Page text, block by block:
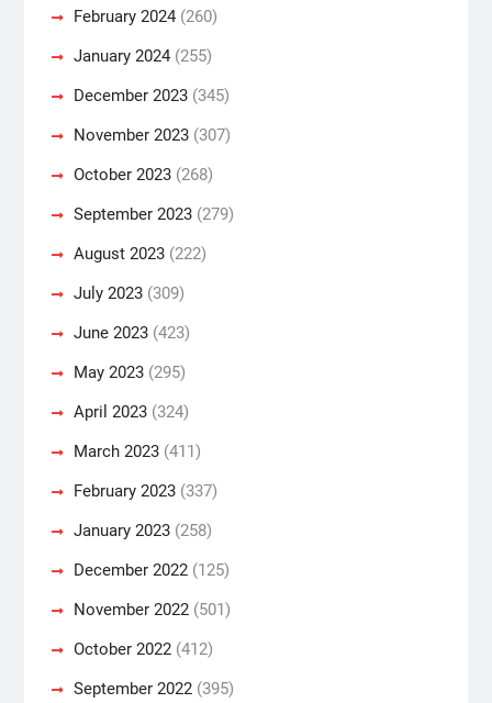
February 2024(260)
January 2024(255)
December 2023(345)
November 2023(307)
October 2023(268)
September 2023(279)
August 2023(222)
July 2023(309)
June 2023(423)
May 2023(295)
April 2023(324)
March 2023(411)
February 2023(337)
January 2023(258)
December 2022(125)
November 2022(501)
October 2022(412)
September 2022(395)